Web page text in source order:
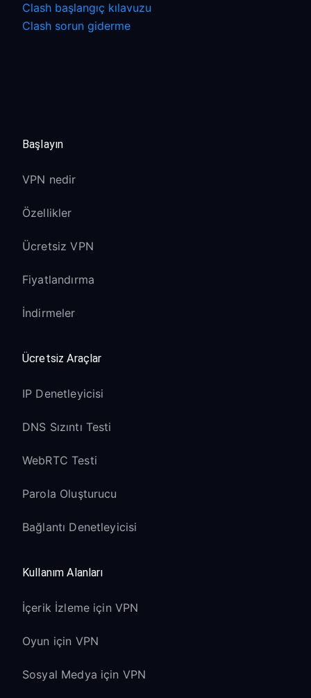
Clash başlangıç kılavuzu
Clash sorun giderme
Başlayın
VPN nedir
Özellikler
Ücretsiz VPN
Fiyatlandırma
İndirmeler
Ücretsiz Araçlar
IP Denetleyicisi
DNS Sızıntı Testi
WebRTC Testi
Parola Oluşturucu
Bağlantı Denetleyicisi
Kullanım Alanları
İçerik İzleme için VPN
Oyun için VPN
Sosyal Medya için VPN